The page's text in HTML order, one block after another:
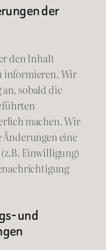
der
den Inhalt
informieren. Wir
sobald die
machen. Wir
eine
Einwilligung)
und